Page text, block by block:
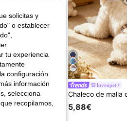
loveupet
5,88€
solicitas y
o establecer
tu experiencia
configuración
información
selecciona
recopilamos,